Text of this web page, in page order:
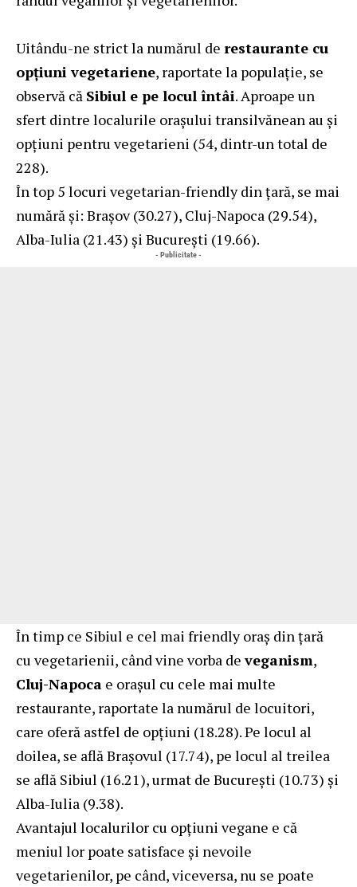
Uitându-ne strict la numărul de restaurante cu
opțiuni vegetariene, raportate la populație, se
observă că Sibiul e pe locul întâi. Aproape un
sfert dintre localurile orașului transilvănean au și
opțiuni pentru vegetarieni (54, dintr-un total de
228).
În top 5 locuri vegetarian-friendly din țară, se mai
numără și: Brașov (30.27), Cluj-Napoca (29.54),
Alba-Iulia (21.43) și București (19.66).
- Publicitate -
În timp ce Sibiul e cel mai friendly oraș din țară
cu vegetarienii, când vine vorba deveganism,
Cluj-Napoca e orașul cu cele mai multe
restaurante, raportate la numărul de locuitori,
care oferă astfel de opțiuni (18.28). Pe locul al
doilea, se află Brașovul (17.74), pe locul al treilea
se află Sibiul (16.21), urmat de București (10.73) și
Alba-Iulia (9.38).
Avantajul localurilor cu opțiuni vegane e că
meniul lor poate satisface și nevoile
vegetarienilor, pe când, viceversa, nu se poate